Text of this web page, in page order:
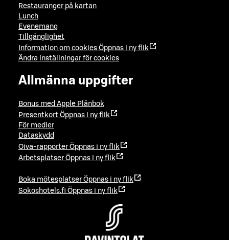
Restauranger på kartan
Lunch
Evenemang
Tillgänglighet
Information om cookies Öppnas i ny flik
Ändra inställningar för cookies
Allmänna uppgifter
Bonus med Apple Plånbok
Presentkort Öppnas i ny flik
För medier
Dataskydd
Oiva-rapporter Öppnas i ny flik
Arbetsplatser Öppnas i ny flik
Boka mötesplatser Öppnas i ny flik
Sokoshotels.fi Öppnas i ny flik